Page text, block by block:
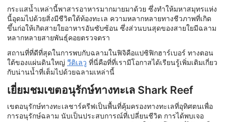
กระแสน้ำเหล่านี้พาสารอาหารมากมายมาด้วย ซึ่งทำให้มหาสมุทรแห่ง
นี้อุดมไปด้วยสิ่งมีชีวิตใต้ท้องทะเล ความหลากหลายทางชีวภาพที่เกิด
ขึ้นก่อให้เกิดสายใยอาหารอันซับซ้อน ซึ่งส่วนบนสุดของสายใยมีฉลาม
หลากหลายสายพันธุ์คอยตรวจตรา
สถานที่ที่ดีที่สุดในการพบกับฉลามในฟิจิคือแปซิฟิกฮาร์เบอร์ ทางตอน
ใต้ของแผ่นดินใหญ่ วีติเลวู ที่นี่คือที่ที่เรามีโอกาสได้เรียนรู้เพิ่มเติมเกี่ยว
กับน่านน้ำที่เต็มไปด้วยฉลามเหล่านี้
เยี่ยมชมเขตอนุรักษ์ทางทะเล Shark Reef
เขตอนุรักษ์ทางทะเลชาร์ครีฟเป็นพื้นที่คุ้มครองทางทะเลที่อุทิศตนเพื่อ
การอนุรักษ์ฉลาม นับเป็นประสบการณ์ที่เปลี่ยนชีวิต การได้พบเจอ